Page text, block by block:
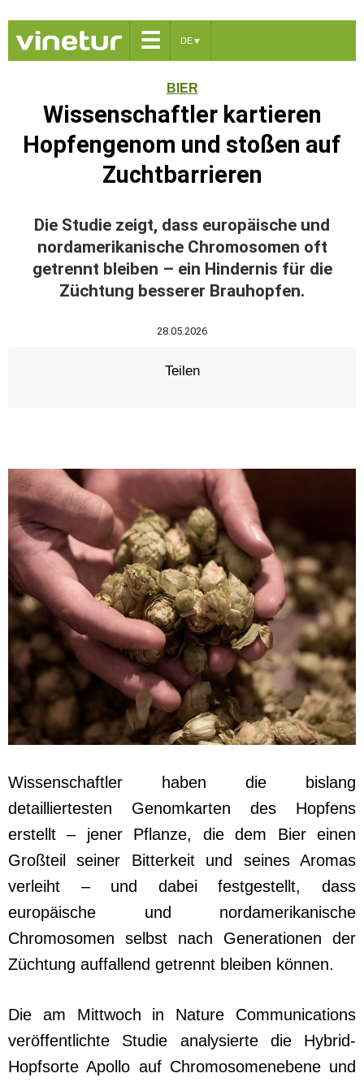
☰ DE▼
BIER
Wissenschaftler kartieren
Hopfengenom und stoßen auf
Zuchtbarrieren
Die Studie zeigt, dass europäische und
nordamerikanische Chromosomen oft
getrennt bleiben – ein Hindernis für die
Züchtung besserer Brauhopfen.
28.05.2026
Teilen
Wissenschaftler haben die bislang
detailliertesten Genomkarten des Hopfens
erstellt – jener Pflanze, die dem Bier einen
Großteil seiner Bitterkeit und seines Aromas
verleiht – und dabei festgestellt, dass
europäische und nordamerikanische
Chromosomen selbst nach Generationen der
Züchtung auffallend getrennt bleiben können.
Die am Mittwoch in Nature Communications
veröffentlichte Studie analysierte die Hybrid-
Hopfsorte Apollo auf Chromosomenebene und